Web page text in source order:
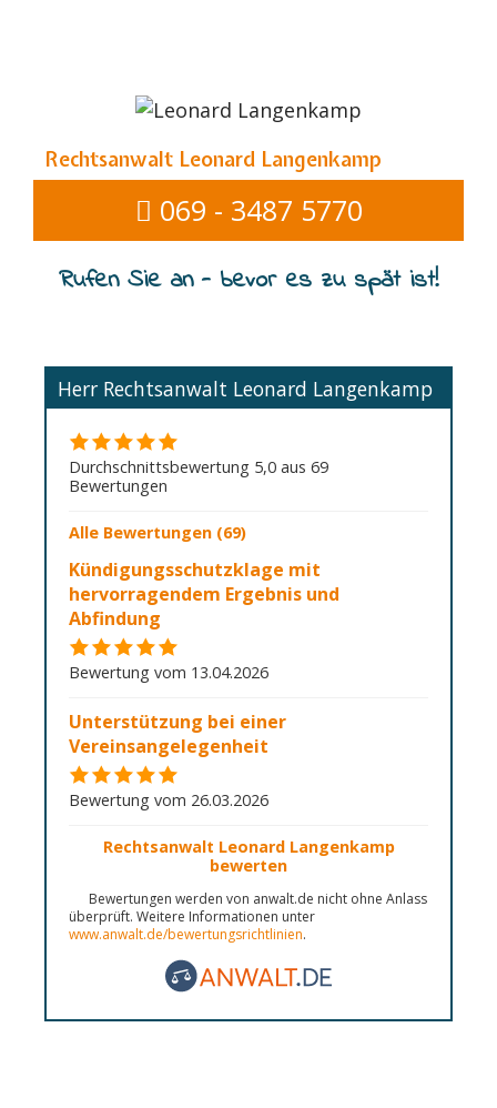
Rechtsanwalt Leonard Langenkamp
069 - 3487 5770
Rufen Sie an - bevor es zu spät ist!
Herr Rechtsanwalt Leonard Langenkamp
Durchschnittsbewertung 5,0 aus 69
Bewertungen
Alle Bewertungen (69)
Kündigungsschutzklage mit
hervorragendem Ergebnis und
Abfindung
Bewertung vom 13.04.2026
Unterstützung bei einer
Vereinsangelegenheit
Bewertung vom 26.03.2026
Rechtsanwalt Leonard Langenkamp
bewerten
Bewertungen werden von anwalt.de nicht ohne Anlass
überprüft. Weitere Informationen unter
www.anwalt.de/bewertungsrichtlinien.